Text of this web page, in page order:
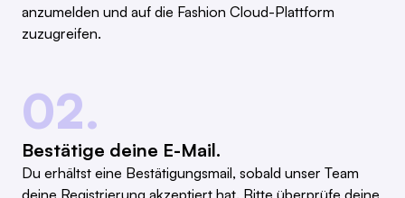
anzumelden und auf die Fashion Cloud-Plattform
zuzugreifen.
02.
Bestätige deine E-Mail.
Du erhältst eine Bestätigungsmail, sobald unser Team